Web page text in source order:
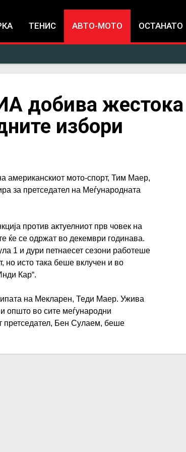
ТЕНИС АВТО-МОТО ОСТАНАТО
добива жестока
избори
американскиот мото-спорт, Тим Маер,
за претседател на Меѓународната
против актуелниот прв човек на
се одржат во декември годинава.
1 и дури петнаесет сезони работеше
но исто така беше вклучен и во
Кар“.
на Мекларен, Теди Маер. Ужива
општо во сите меѓународни
претседател, Бен Сулаем, беше